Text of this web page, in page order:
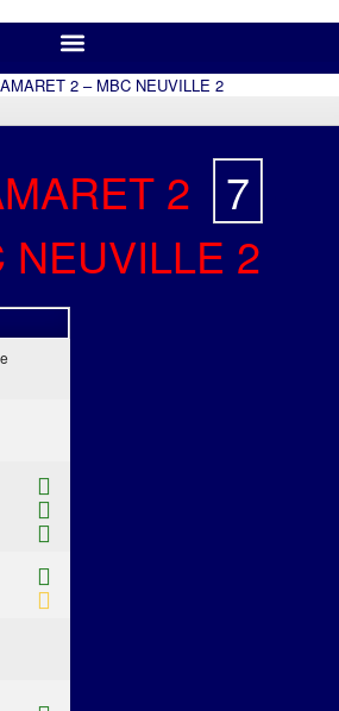
2 – MBC NEUVILLE 2
2 7
NEUVILLE 2